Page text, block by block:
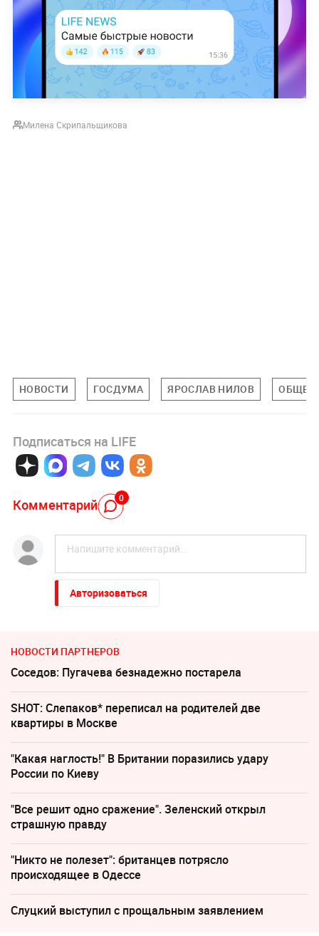
Милена Скрипальщикова
НОВОСТИ ГОСДУМА ЯРОСЛАВ НИЛОВ
Подписаться на LIFE
Комментарий 0
Авторизоваться
НОВОСТИ ПАРТНЕРОВ
Соседов: Пугачева безнадежно постарела
SHOT: Слепаков* переписал на родителей две
квартиры в Москве
"Какая наглость!" В Британии поразились удару
России по Киеву
"Все решит одно сражение". Зеленский открыл
страшную правду
"Никто не полезет": британцев потрясло
происходящее в Одессе
Слуцкий выступил с прощальным заявлением